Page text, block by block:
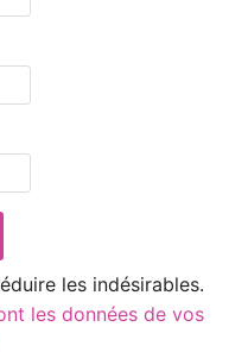
les indésirables.
les données de vos